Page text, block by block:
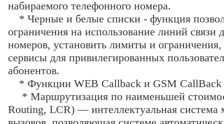
набираемого телефонного номера.
* Черные и белые списки - функция
ограничения на использование линий связи
номеров, установить лимиты и ограничения,
сервисы для привилегированных
абонентов.
* Функции WEB Callback и GSM CallBack
* Маршрутизация по наименьшей
Routing, LCR) — интеллектуальная система